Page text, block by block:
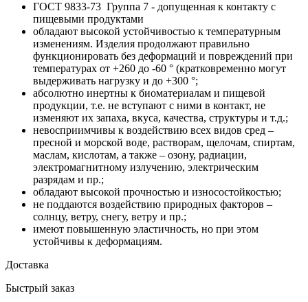
ГОСТ 9833-73 Группа 7 - допущенная к контакту с
пищевыми продуктами
обладают высокой устойчивостью к температурным
изменениям. Изделия продолжают правильно
функционировать без деформаций и повреждений при
температурах от +260 до -60 ° (кратковременно могут
выдерживать нагрузку и до +300 °;
абсолютно инертны к биоматериалам и пищевой
продукции, т.е. не вступают с ними в контакт, не
изменяют их запаха, вкуса, качества, структуры и т.д.;
невосприимчивы к воздействию всех видов сред –
пресной и морской воде, растворам, щелочам, спиртам,
маслам, кислотам, а также – озону, радиации,
электромагнитному излучению, электрическим
разрядам и пр.;
обладают высокой прочностью и износостойкостью;
не поддаются воздействию природных факторов –
солнцу, ветру, снегу, ветру и пр.;
имеют повышенную эластичность, но при этом
устойчивы к деформациям.
Доставка
Быстрый заказ